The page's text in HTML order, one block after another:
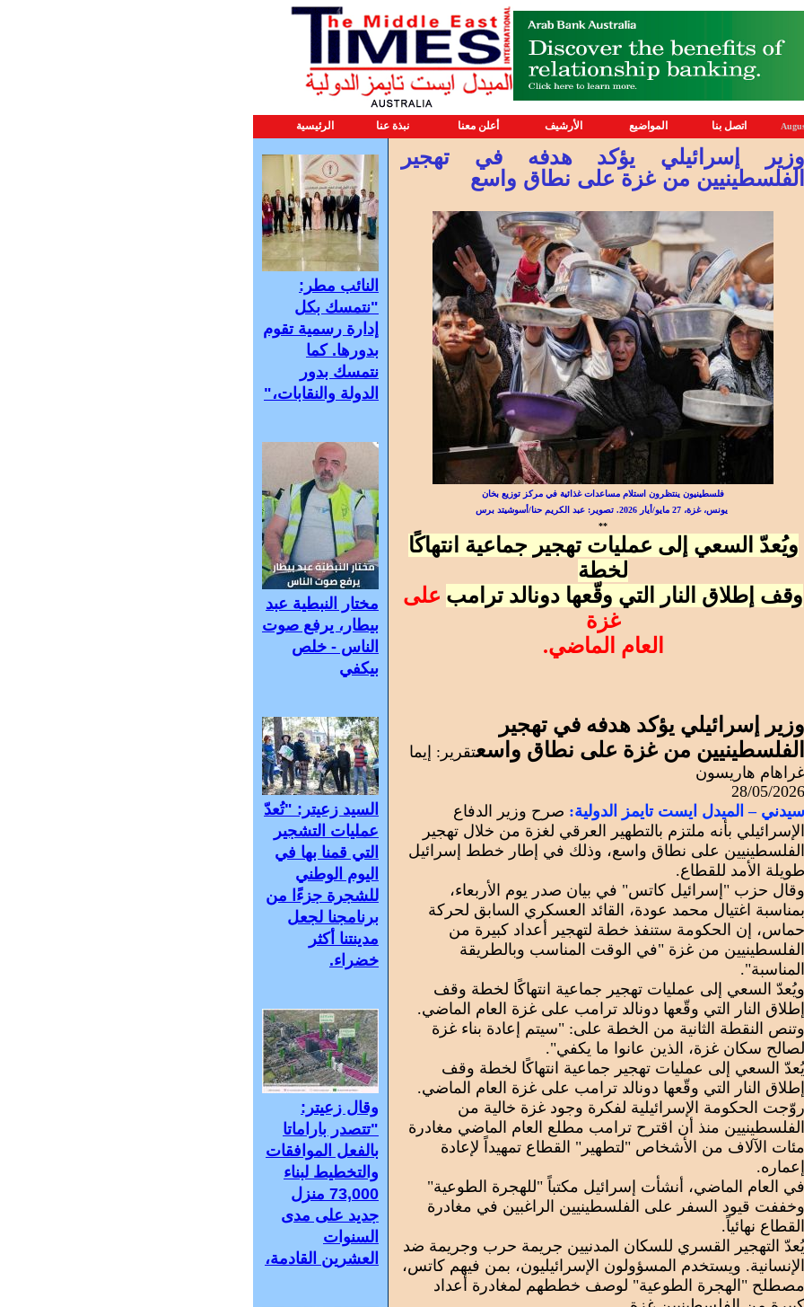
اتصل بنا المواضيع الأرشيف أعلن معنا نبذة عنا الرئيسية
وزير إسرائيلي يؤكد هدفه في تهجير
الفلسطينيين من غزة على نطاق واسع
فلسطينيون ينتظرون استلام مساعدات غذائية في مركز توزيع بخان
يونس، غزة، 27 مايو/أيار 2026. تصوير: عبد الكريم حنا/أسوشيتد برس
**
ويُعدّ السعي إلى عمليات تهجير جماعية انتهاكًا
لخطة
وقف إطلاق النار التي وقّعها دونالد ترامب على
غزة
العام الماضي.
وزير إسرائيلي يؤكد هدفه في تهجير
الفلسطينيين من غزة على نطاق واسعتقرير: إيما
غراهام هاريسون
28/05/2026
سيدني – الميدل ايست تايمز الدولية: صرح وزير الدفاع
الإسرائيلي بأنه ملتزم بالتطهير العرقي لغزة من خلال تهجير
الفلسطينيين على نطاق واسع، وذلك في إطار خطط إسرائيل
طويلة الأمد للقطاع.
وقال حزب "إسرائيل كاتس" في بيان صدر يوم الأربعاء،
بمناسبة اغتيال محمد عودة، القائد العسكري السابق لحركة
حماس، إن الحكومة ستنفذ خطة لتهجير أعداد كبيرة من
الفلسطينيين من غزة "في الوقت المناسب وبالطريقة
المناسبة".
ويُعدّ السعي إلى عمليات تهجير جماعية انتهاكًا لخطة وقف
إطلاق النار التي وقّعها دونالد ترامب على غزة العام الماضي.
وتنص النقطة الثانية من الخطة على: "سيتم إعادة بناء غزة
لصالح سكان غزة، الذين عانوا ما يكفي".
يُعدّ السعي إلى عمليات تهجير جماعية انتهاكًا لخطة وقف
إطلاق النار التي وقّعها دونالد ترامب على غزة العام الماضي.
روّجت الحكومة الإسرائيلية لفكرة وجود غزة خالية من
الفلسطينيين منذ أن اقترح ترامب مطلع العام الماضي مغادرة
مئات الآلاف من الأشخاص "لتطهير" القطاع تمهيداً لإعادة
إعماره.
في العام الماضي، أنشأت إسرائيل مكتباً "للهجرة الطوعية"
وخففت قيود السفر على الفلسطينيين الراغبين في مغادرة
القطاع نهائياً.
يُعدّ التهجير القسري للسكان المدنيين جريمة حرب وجريمة ضد
الإنسانية. ويستخدم المسؤولون الإسرائيليون، بمن فيهم كاتس،
مصطلح "الهجرة الطوعية" لوصف خططهم لمغادرة أعداد
النائب مطر:
"نتمسك بكل
إدارة رسمية تقوم
بدورها. كما
نتمسك بدور
الدولة والنقابات،"
مختار النبطية عبد
بيطار، يرفع صوت
الناس - خلص
بيكفي
السيد زعيتر: "تُعدّ
عمليات التشجير
التي قمنا بها في
اليوم الوطني
للشجرة جزءًا من
برنامجنا لجعل
مدينتنا أكثر
خضراء.
وقال زعيتر:
"تتصدر باراماتا
بالفعل الموافقات
والتخطيط لبناء
73,000 منزل
جديد على مدى
السنوات
العشرين القادمة،